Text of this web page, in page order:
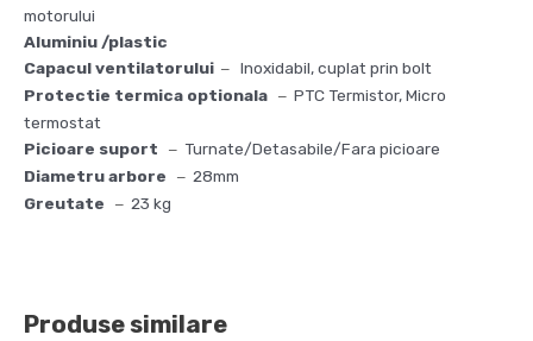
motorului
Aluminiu /plastic
Capacul ventilatorului – Inoxidabil, cuplat prin bolt
Protectie termica optionala – PTC Termistor, Micro
termostat
Picioare suport
– Turnate/Detasabile/Fara picioare
Diametru arbore
– 28mm
Greutate
– 23 kg
Produse similare